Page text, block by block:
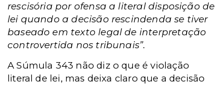
rescisória por ofensa a literal disposição de
lei quando a decisão rescindenda se tiver
baseado em texto legal de interpretação
controvertida nos tribunais”.
A Súmula 343 não diz o que é violação
literal de lei, mas deixa claro que a decisão